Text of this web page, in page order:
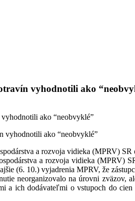
vyhodnotili ako
ako “neobvyklé”
a rozvoja vidieka (MPRV)
a rozvoja vidieka
(6. 10.) vyjadrenia MPRV, že
neorganizovalo na úrovni
a ich dodávateľmi o vstupoch do